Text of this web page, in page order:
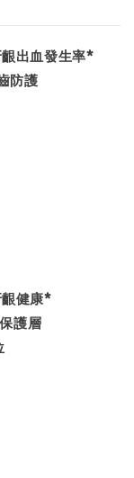
出血發生率*
防護
健康*
護層